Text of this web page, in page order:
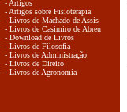
- Artigos
- Artigos sobre Fisioterapia
- Livros de Machado de Assis
- Livros de Casimiro de Abreu
- Download de Livros
- Livros de Filosofia
- Livros de Administração
- Livros de Direito
- Livros de Agronomia